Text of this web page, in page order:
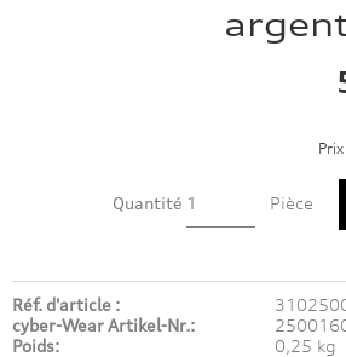
Quantité Pièce
Réf. d'article :
cyber-Wear Artikel-Nr.:
Poids:
0,25 kg